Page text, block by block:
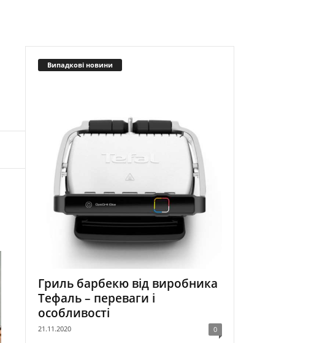
Випадкові новини
Гриль барбекю від виробника
Тефаль – переваги і
особливості
21.11.2020 0